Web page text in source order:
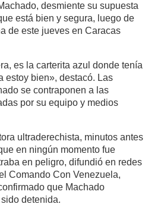
desmiente su supuesta
está bien y segura, luego de
de este jueves en Caracas
es la carterita azul donde tenía
estoy bien», destacó. Las
se contraponen a las
por su equipo y medios
ultraderechista, minutos antes
en ningún momento fue
en peligro, difundió en redes
Comando Con Venezuela,
que Machado
detenida.